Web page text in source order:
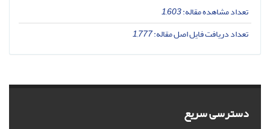
تعداد مشاهده مقاله:1,603
تعداد دریافت فایل اصل مقاله:1,777
دسترسی سریع